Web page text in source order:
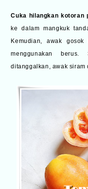
Cuka hilangkan
ke dalam mangkuk
Kemudian, awak
menggunakan berus.
ditanggalkan, awak siram